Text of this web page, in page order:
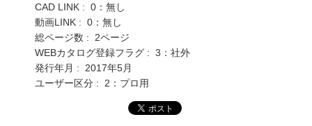
CAD LINK : 0：無し
動画LINK : 0：無し
総ページ数 : 2ページ
WEBカタログ登録フラグ : 3：社外
発行年月 : 2017年5月
ユーザー区分 : 2：プロ用